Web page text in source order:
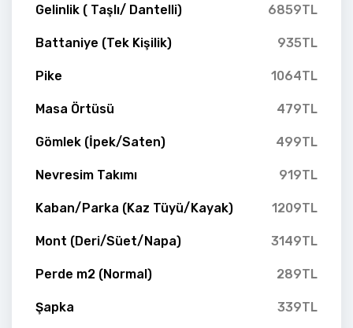
Gelinlik ( Taşlı/ Dantelli) 6859TL
Battaniye (Tek Kişilik) 935TL
Pike 1064TL
Masa Örtüsü 479TL
Gömlek (İpek/Saten) 499TL
Nevresim Takımı 919TL
Kaban/Parka (Kaz Tüyü/Kayak) 1209TL
Mont (Deri/Süet/Napa) 3149TL
Perde m2 (Normal) 289TL
Şapka 339TL